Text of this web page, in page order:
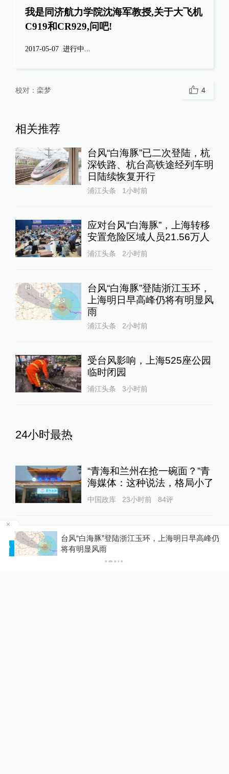
我是同济航力学院沈海军教授,关于大飞机
C919和CR929,问吧!
2017-05-07 进行中...
校对： 栾梦 4
相关推荐
台风“白海豚”已二次登陆，杭
深铁路、杭台高铁途经列车明
日陆续恢复开行
浦江头条 1小时前
应对台风“白海豚”，上海转移
安置危险区域人员21.56万人
浦江头条 2小时前
台风“白海豚”登陆浙江玉环，
上海明日早高峰仍将有明显风
雨
浦江头条 2小时前
受台风影响，上海525座公园
临时闭园
浦江头条 3小时前
24小时最热
“青海和兰州在抢一碗面？”青
海媒体：这种说法，格局小了
中国政库 23小时前 84评
蓝厅观察丨被中方反制的7家
美国实体有何来头？
全球速报 22小时前
台风“白海豚”登陆浙江玉环，上海明日早高峰仍
将有明显风雨